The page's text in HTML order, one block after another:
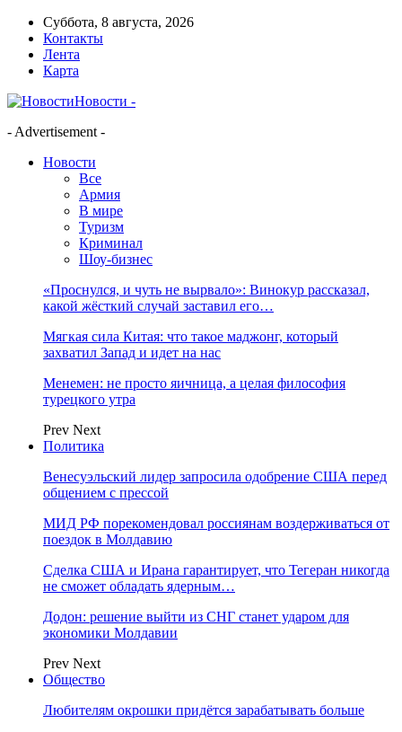
Суббота, 8 августа, 2026
Контакты
Лента
Карта
Новости -
- Advertisement -
Новости
Все
Армия
В мире
Туризм
Криминал
Шоу-бизнес
«Проснулся, и чуть не вырвало»: Винокур рассказал,
какой жёсткий случай заставил его…
Мягкая сила Китая: что такое маджонг, который
захватил Запад и идет на нас
Менемен: не просто яичница, а целая философия
турецкого утра
Prev Next
Политика
Венесуэльский лидер запросила одобрение США перед
общением с прессой
МИД РФ порекомендовал россиянам воздерживаться от
поездок в Молдавию
Сделка США и Ирана гарантирует, что Тегеран никогда
не сможет обладать ядерным…
Додон: решение выйти из СНГ станет ударом для
экономики Молдавии
Prev Next
Общество
Любителям окрошки придётся зарабатывать больше